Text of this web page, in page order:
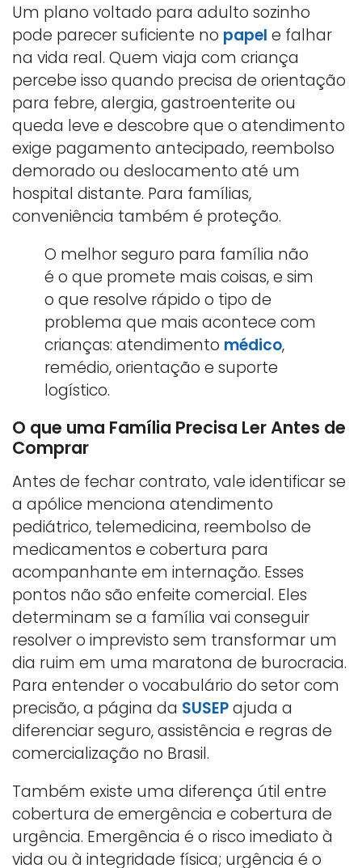
Um plano voltado para adulto sozinho
pode parecer suficiente no papel e falhar
na vida real. Quem viaja com criança
percebe isso quando precisa de orientação
para febre, alergia, gastroenterite ou
queda leve e descobre que o atendimento
exige pagamento antecipado, reembolso
demorado ou deslocamento até um
hospital distante. Para famílias,
conveniência também é proteção.
O melhor seguro para família não
é o que promete mais coisas, e sim
o que resolve rápido o tipo de
problema que mais acontece com
crianças: atendimento médico,
remédio, orientação e suporte
logístico.
O que uma Família Precisa Ler Antes de
Comprar
Antes de fechar contrato, vale identificar se
a apólice menciona atendimento
pediátrico, telemedicina, reembolso de
medicamentos e cobertura para
acompanhante em internação. Esses
pontos não são enfeite comercial. Eles
determinam se a família vai conseguir
resolver o imprevisto sem transformar um
dia ruim em uma maratona de burocracia.
Para entender o vocabulário do setor com
precisão, a página da SUSEPajuda a
diferenciar seguro, assistência e regras de
comercialização no Brasil.
Também existe uma diferença útil entre
cobertura de emergência e cobertura de
urgência. Emergência é o risco imediato à
vida ou à integridade física; urgência é o